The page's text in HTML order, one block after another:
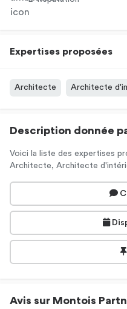
Expertises proposées
Architecte Architecte
Description donnée
Voici la liste des expertises
Architecte, Architecte
Avis sur Montois